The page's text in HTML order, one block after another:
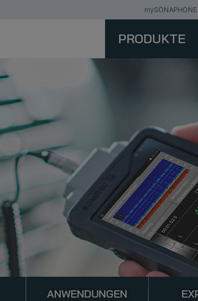
mySONAPHONE
PRODUKTE
ANWENDUNGEN